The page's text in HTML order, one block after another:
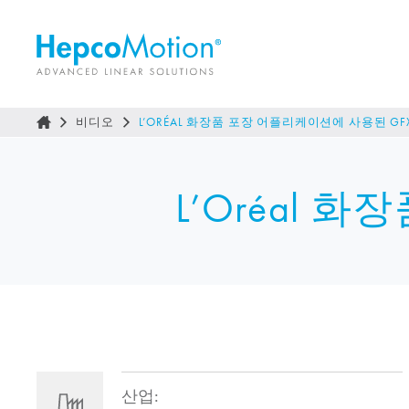
비디오 L’ORÉAL 화장품 포장 어플리케이션에 사용된
L’Oréal 화
산업: